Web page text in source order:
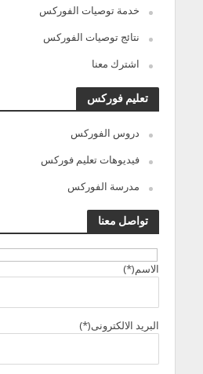
خدمة توصيات الفوركس
نتائج توصيات الفوركس
اشترك معنا
تعليم فوركس
دروس الفوركس
فيديوهات تعليم فوركس
مدرسة الفوركس
تواصل معنا
الاسم(*)
البريد الالكترونى(*)